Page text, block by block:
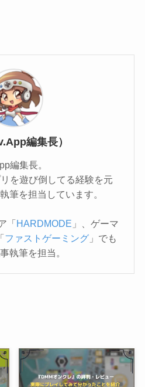
編集長）
編集長。
を遊び倒してる経験を元
筆を担当しています。
「HARDMODE 」、ゲーマ
ファストゲーミング 」でも
執筆を担当。